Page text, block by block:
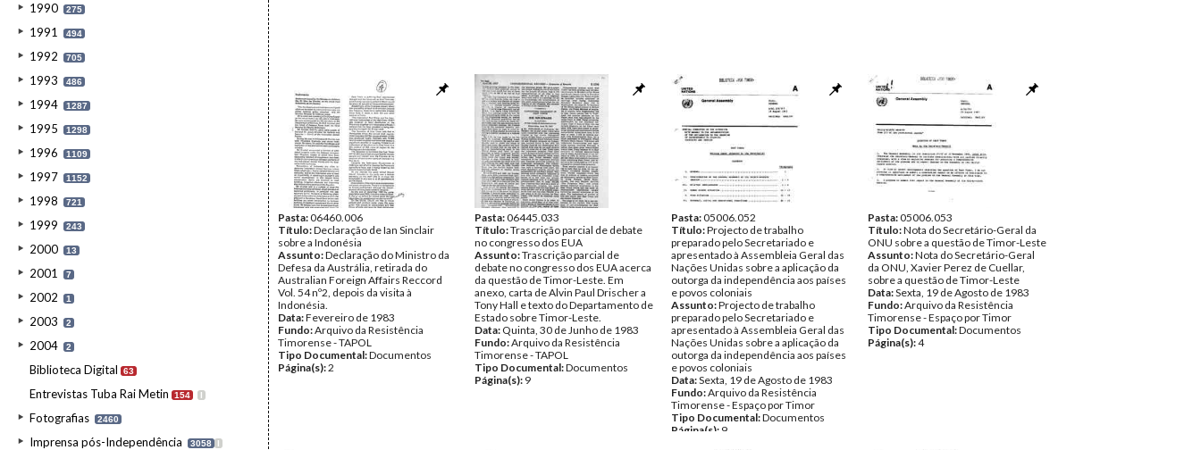
1990 275
1991 494
1992 705
1993 486
1994 1287
1995 1298
1996 1109
1997 1152
1998 721
1999 243
2000 13
2001 7
2002 1
2003 2
2004 2
Biblioteca Digital 63
Entrevistas Tuba Rai Metin 154 I
Fotografias 2460
Imprensa pós-Independência 3058 I
Pasta:06460.006
Título:Declaração de Ian Sinclair
sobre a Indonésia
Assunto:Declaração do Ministro da
Defesa da Austrália, retirada do
Australian Foreign Affairs Reccord
Vol. 54 nº2, depois da visita à
Indonésia.
Data:Fevereiro de 1983
Fundo:Arquivo da Resistência
Timorense - TAPOL
Tipo Documental:Documentos
Página(s):2
Pasta:06445.033
Título:Trascrição parcial de debate
no congresso dos EUA
Assunto:Trascrição parcial de
debate no congresso dos EUA acerca
da questão de Timor-Leste. Em
anexo, carta de Alvin Paul Drischer a
Tony Hall e texto do Departamento de
Estado sobre Timor-Leste.
Data: Quinta, 30 de Junho de 1983
Fundo:Arquivo da Resistência
Timorense - TAPOL
Tipo Documental:Documentos
Página(s): 9
Pasta:05006.052
Título:Projecto de trabalho
preparado pelo Secretariado e
apresentado à Assembleia Geral das
Nações Unidas sobre a aplicação da
outorga da independência aos países
e povos coloniais
Assunto:Projecto de trabalho
preparado pelo Secretariado e
apresentado à Assembleia Geral das
Nações Unidas sobre a aplicação da
outorga da independência aos países
e povos coloniais
Data:Sexta, 19 de Agosto de 1983
Fundo:Arquivo da Resistência
Timorense - Espaço por Timor
Tipo Documental:Documentos
Página(s): 9
Pasta:05006.053
Título:Nota do Secretário-Geral da
ONU sobre a questão de Timor-Leste
Assunto:Nota do Secretário-Geral
da ONU, Xavier Perez de Cuellar,
sobre a questão de Timor-Leste
Data:Sexta, 19 de Agosto de 1983
Fundo:Arquivo da Resistência
Timorense - Espaço por Timor
Tipo Documental:Documentos
Página(s):4